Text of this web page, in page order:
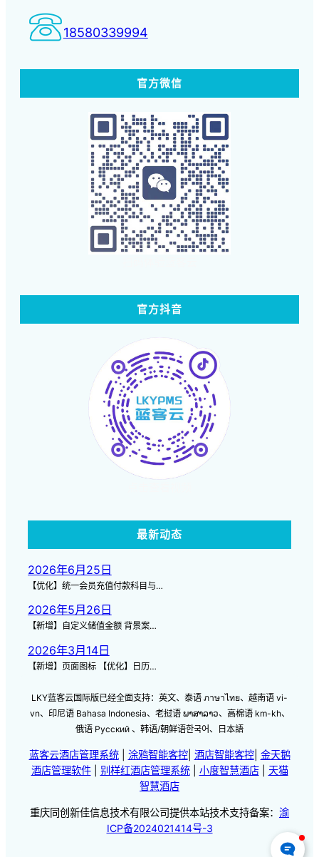
18580339994
官方微信
官方抖音
最新动态
2026年6月25日
【优化】统一会员充值付款科目与…
2026年5月26日
【新增】自定义储值金额 背景案…
2026年3月14日
【新增】页面图标 【优化】日历…
LKY蓝客云国际版已经全面支持：英文、泰语 ภาษาไทย、越南语 vi-
vn、印尼语 Bahasa Indonesia、老挝语 ພາສາລາວ、高棉语 km-kh、
俄语 Русский 、韩语/朝鲜语한국어、日本語
蓝客云酒店管理系统| 涂鸦智能客控| 酒店智能客控| 金天鹅
酒店管理软件| 别样红酒店管理系统| 小度智慧酒店| 天猫
智慧酒店
重庆同创新佳信息技术有限公司提供本站技术支持备案： 渝
ICP备2024021414号-3